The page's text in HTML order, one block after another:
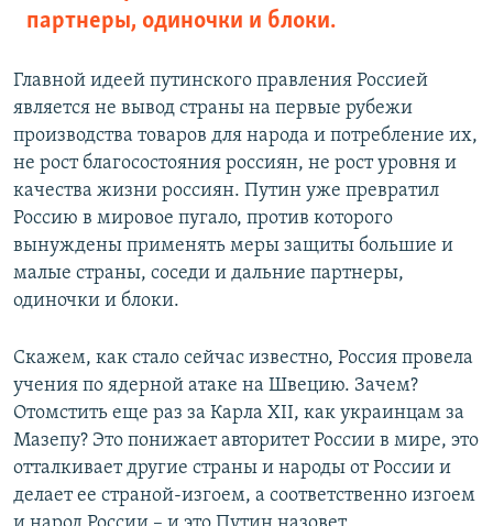
партнеры, одиночки и блоки.
Главной идеей путинского правления Россией
является не вывод страны на первые рубежи
производства товаров для народа и потребление их,
не рост благосостояния россиян, не рост уровня и
качества жизни россиян. Путин уже превратил
Россию в мировое пугало, против которого
вынуждены применять меры защиты большие и
малые страны, соседи и дальние партнеры,
одиночки и блоки.
Скажем, как стало сейчас известно, Россия провела
учения по ядерной атаке на Швецию. Зачем?
Отомстить еще раз за Карла XII, как украинцам за
Мазепу? Это понижает авторитет России в мире, это
отталкивает другие страны и народы от России и
делает ее страной-изгоем, а соответственно изгоем